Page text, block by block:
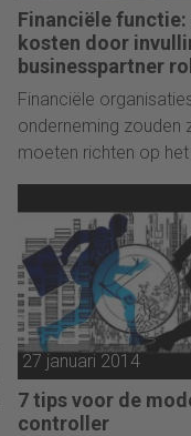
Financiële
kosten door
businesspartner
Financiële
onderneming zouden
moeten richten op
belanghebbenden.
druk met terugkijken
27 januari 2014
7 tips voor de
controller